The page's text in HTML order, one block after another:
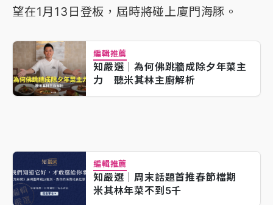
望在1月13日登板，屆時將碰上廈門海豚。
編輯推薦
知嚴選｜為何佛跳牆成除夕年菜主
力 聽米其林主廚解析
編輯推薦
知嚴選｜周末話題首推春節檔期
米其林年菜不到5千